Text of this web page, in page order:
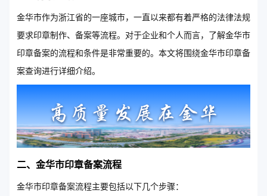
金华市作为浙江省的一座城市，一直以来都有着严格的法律法规
要求印章制作、备案等流程。对于企业和个人而言，了解金华市
印章备案的流程和条件是非常重要的。本文将围绕金华市印章备
案查询进行详细介绍。
二、金华市印章备案流程
金华市印章备案流程主要包括以下几个步骤：